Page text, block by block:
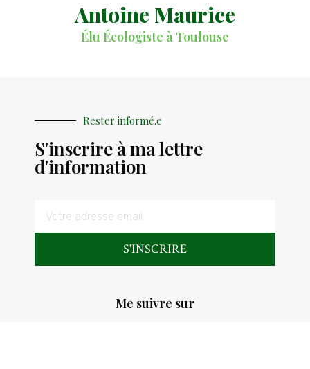
Antoine Maurice
Élu Écologiste à Toulouse
Rester informé.e
S'inscrire à ma lettre
d'information
S'INSCRIRE
Me suivre sur